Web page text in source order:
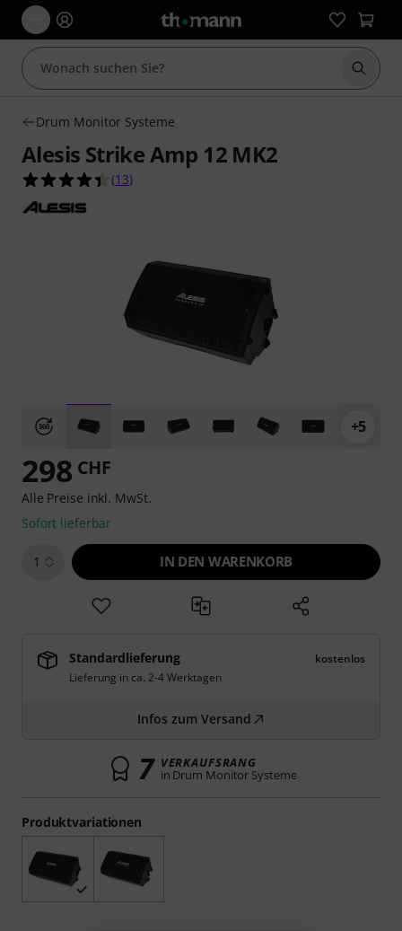
Suche
Drum Monitor Systeme
Alesis Strike Amp 12 MK2
4.4 von 5 Sternen aus 13 Kundenbewertungen
(13)
+5
Produktvariationen
298 CHF
Alle Preise inkl. MwSt.
Sofort lieferbar
1 IN DEN WARENKORB
Standardlieferung
kostenlos
Lieferung in ca. 2-4 Werktagen
Infos zum Versand
7 VERKAUFSRANG
in Drum Monitor Systeme